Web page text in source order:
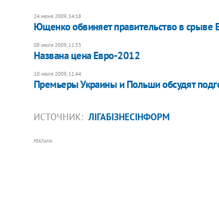
24 июня 2009, 14:18
Ющенко обвиняет правительство в срыве
08 июля 2009, 11:33
Названа цена Евро-2012
10 июля 2009, 11:44
Премьеры Украины и Польши обсудят
ИСТОЧНИК: ЛІГАБІЗНЕСІНФОРМ
РЕКЛАМА